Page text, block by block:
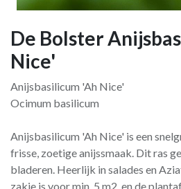
De Bolster
Nice'
Anijsbasilicum 'Ah Nice'
Ocimum basilicum
Anijsbasilicum 'Ah Nice' is een
frisse, zoetige anijssmaak. Dit ras
bladeren. Heerlijk in salades en
zakje is voor min. 5 m2, en de